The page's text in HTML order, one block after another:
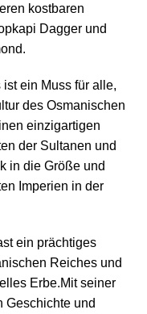
kostbaren
Dagger und
ein Muss für alle,
des Osmanischen
einzigartigen
der Sultanen und
in die Größe und
Imperien in der
ein prächtiges
Reiches und
Erbe.Mit seiner
Geschichte und